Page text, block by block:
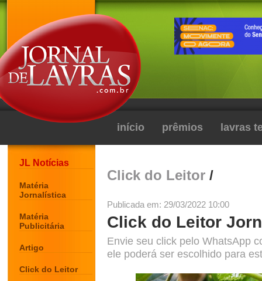
início prêmios lavras
JL Notícias
Matéria
Jornalística
Matéria
Publicitária
Artigo
Click do Leitor
Click do Leitor /
Publicada em: 29/03/2022 10:00
Click do Leitor
Envie seu click pelo WhatsApp
ele poderá ser escolhido para